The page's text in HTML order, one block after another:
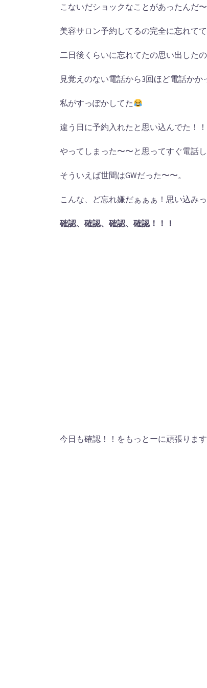
こないだショックなことがあったんだ〜
美容サロン予約してるの完全に忘れてて
二日後くらいに忘れてたの思い出したの
見覚えのない電話から3回ほど電話か
私がすっぽかしてた
違う日に予約入れたと思い込んでた！
やってしまった〜〜と思ってすぐ電話し
そういえば世間はGWだった〜〜。
こんな、ど忘れ嫌だぁぁぁ！思い込み
確認、確認、確認、確認！！！
今日も確認！！をもっとーに頑張ります